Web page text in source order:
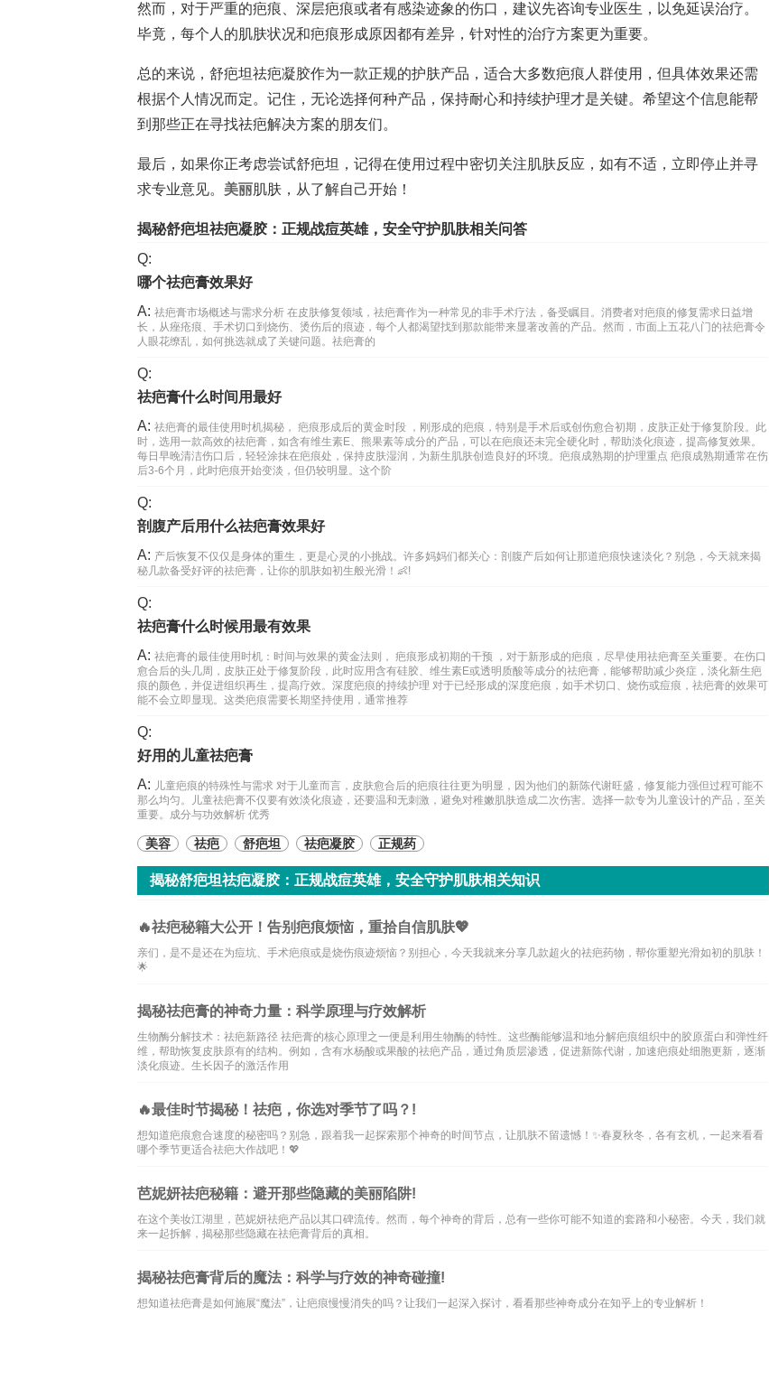
然而，对于严重的疤痕、深层疤痕或者有感染迹象的伤口，建议先咨询专业医生，以免延误治疗。
毕竟，每个人的肌肤状况和疤痕形成原因都有差异，针对性的治疗方案更为重要。
总的来说，舒疤坦祛疤凝胶作为一款正规的护肤产品，适合大多数疤痕人群使用，但具体效果还需
根据个人情况而定。记住，无论选择何种产品，保持耐心和持续护理才是关键。希望这个信息能帮
到那些正在寻找祛疤解决方案的朋友们。
最后，如果你正考虑尝试舒疤坦，记得在使用过程中密切关注肌肤反应，如有不适，立即停止并寻
求专业意见。 美丽肌肤，从了解自己开始！
揭秘舒疤坦祛疤凝胶：正规战痘英雄，安全守护肌肤相关问答
Q:
哪个祛疤膏效果好
A: 祛疤膏市场概述与需求分析 在皮肤修复领域，祛疤膏作为一种常见的非手术疗法，备受瞩目。消费者对疤痕的修复需求日益增
长，从痤疮痕、手术切口到烧伤、烫伤后的痕迹，每个人都渴望找到那款能带来显著改善的产品。然而，市面上五花八门的祛疤膏令
人眼花缭乱，如何挑选就成了关键问题。祛疤膏的
Q:
祛疤膏什么时间用最好
A: 祛疤膏的最佳使用时机揭秘， 疤痕形成后的黄金时段 ，刚形成的疤痕，特别是手术后或创伤愈合初期，皮肤正处于修复阶段。此
时，选用一款高效的祛疤膏，如含有维生素E、熊果素等成分的产品，可以在疤痕还未完全硬化时，帮助淡化痕迹，提高修复效果。
每日早晚清洁伤口后，轻轻涂抹在疤痕处，保持皮肤湿润，为新生肌肤创造良好的环境。疤痕成熟期的护理重点 疤痕成熟期通常在伤
后3-6个月，此时疤痕开始变淡，但仍较明显。这个阶
Q:
剖腹产后用什么祛疤膏效果好
A: 产后恢复不仅仅是身体的重生，更是心灵的小挑战。许多妈妈们都关心：剖腹产后如何让那道疤痕快速淡化？别急，今天就来揭
秘几款备受好评的祛疤膏，让你的肌肤如初生般光滑！👶!
Q:
祛疤膏什么时候用最有效果
A: 祛疤膏的最佳使用时机：时间与效果的黄金法则， 疤痕形成初期的干预 ，对于新形成的疤痕，尽早使用祛疤膏至关重要。在伤口
愈合后的头几周，皮肤正处于修复阶段，此时应用含有硅胶、维生素E或透明质酸等成分的祛疤膏，能够帮助减少炎症，淡化新生疤
痕的颜色，并促进组织再生，提高疗效。深度疤痕的持续护理 对于已经形成的深度疤痕，如手术切口、烧伤或痘痕，祛疤膏的效果可
能不会立即显现。这类疤痕需要长期坚持使用，通常推荐
Q:
好用的儿童祛疤膏
A: 儿童疤痕的特殊性与需求 对于儿童而言，皮肤愈合后的疤痕往往更为明显，因为他们的新陈代谢旺盛，修复能力强但过程可能不
那么均匀。儿童祛疤膏不仅要有效淡化痕迹，还要温和无刺激，避免对稚嫩肌肤造成二次伤害。选择一款专为儿童设计的产品，至关
重要。成分与功效解析 优秀
美容 祛疤 舒疤坦 祛疤凝胶 正规药
揭秘舒疤坦祛疤凝胶：正规战痘英雄，安全守护肌肤相关知识
🔥祛疤秘籍大公开！告别疤痕烦恼，重拾自信肌肤💖
亲们，是不是还在为痘坑、手术疤痕或是烧伤痕迹烦恼？别担心，今天我就来分享几款超火的祛疤药物，帮你重塑光滑如初的肌肤！
🌟
揭秘祛疤膏的神奇力量：科学原理与疗效解析
生物酶分解技术：祛疤新路径 祛疤膏的核心原理之一便是利用生物酶的特性。这些酶能够温和地分解疤痕组织中的胶原蛋白和弹性纤
维，帮助恢复皮肤原有的结构。例如，含有水杨酸或果酸的祛疤产品，通过角质层渗透，促进新陈代谢，加速疤痕处细胞更新，逐渐
淡化痕迹。生长因子的激活作用
🔥最佳时节揭秘！祛疤，你选对季节了吗？!
想知道疤痕愈合速度的秘密吗？别急，跟着我一起探索那个神奇的时间节点，让肌肤不留遗憾！✨春夏秋冬，各有玄机，一起来看看
哪个季节更适合祛疤大作战吧！💖
芭妮妍祛疤秘籍：避开那些隐藏的美丽陷阱!
在这个美妆江湖里，芭妮妍祛疤产品以其口碑流传。然而，每个神奇的背后，总有一些你可能不知道的套路和小秘密。今天，我们就
来一起拆解，揭秘那些隐藏在祛疤膏背后的真相。
揭秘祛疤膏背后的魔法：科学与疗效的神奇碰撞!
想知道祛疤膏是如何施展“魔法”，让疤痕慢慢消失的吗？让我们一起深入探讨，看看那些神奇成分在知乎上的专业解析！